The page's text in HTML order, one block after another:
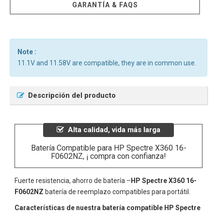
GARANTÍA & FAQS
Note :
11.1V and 11.58V are compatible, they are in common use.
Descripción del producto
Alta calidad, vida más larga
Batería Compatible para HP Spectre X360 16-
F0602NZ, ¡ compra con confianza!
Fuerte resistencia, ahorro de batería – HP Spectre X360 16-
F0602NZ batería de reemplazo compatibles para portátil.
Características de nuestra batería compatible HP Spectre